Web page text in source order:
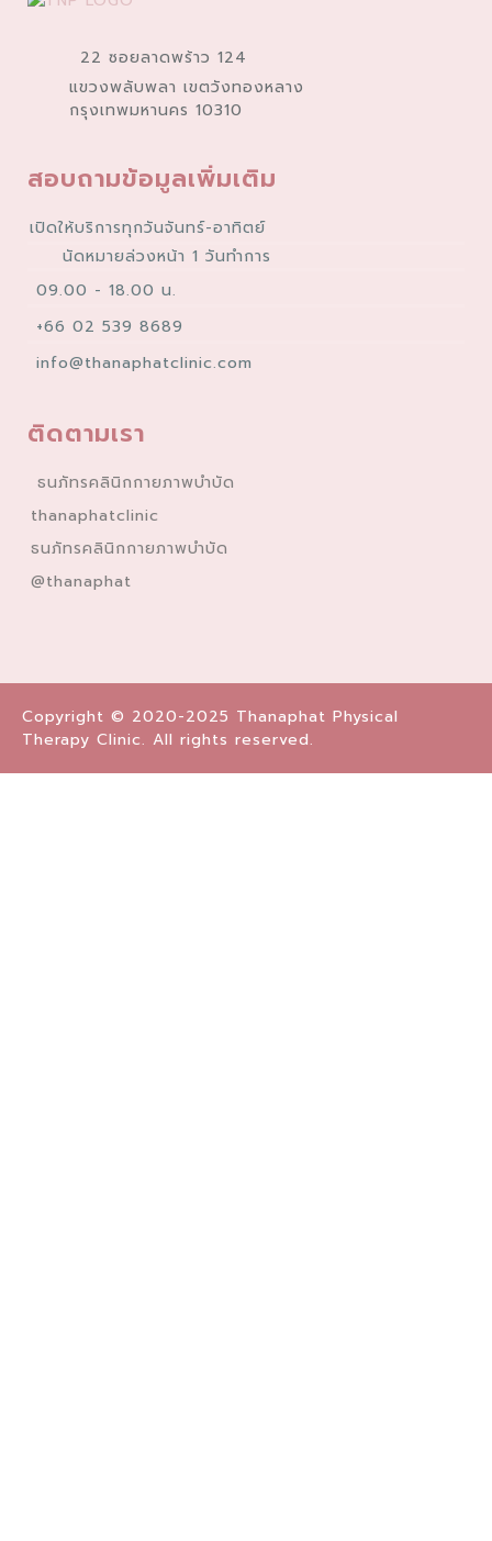
22 ซอยลาดพร้าว 124
แขวงพลับพลา เขตวังทองหลาง
กรุงเทพมหานคร 10310
สอบถามข้อมูลเพิ่มเติม
เปิดให้บริการทุกวันจันทร์-อาทิตย์
นัดหมายล่วงหน้า 1 วันทำการ
09.00 - 18.00 น.
+66 02 539 8689
info@thanaphatclinic.com
ติดตามเรา
ธนภัทรคลินิกกายภาพบำบัด
thanaphatclinic
ธนภัทรคลินิกกายภาพบำบัด
@thanaphat
Copyright © 2020-2025 Thanaphat Physical
Therapy Clinic. All rights reserved.